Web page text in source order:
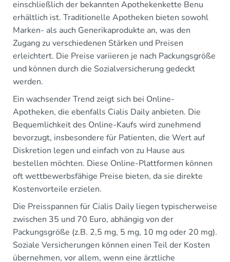
einschließlich der bekannten Apothekenkette Benu
erhältlich ist. Traditionelle Apotheken bieten sowohl
Marken- als auch Generikaprodukte an, was den
Zugang zu verschiedenen Stärken und Preisen
erleichtert. Die Preise variieren je nach Packungsgröße
und können durch die Sozialversicherung gedeckt
werden.
Ein wachsender Trend zeigt sich bei Online-
Apotheken, die ebenfalls Cialis Daily anbieten. Die
Bequemlichkeit des Online-Kaufs wird zunehmend
bevorzugt, insbesondere für Patienten, die Wert auf
Diskretion legen und einfach von zu Hause aus
bestellen möchten. Diese Online-Plattformen können
oft wettbewerbsfähige Preise bieten, da sie direkte
Kostenvorteile erzielen.
Die Preisspannen für Cialis Daily liegen typischerweise
zwischen 35 und 70 Euro, abhängig von der
Packungsgröße (z.B. 2,5 mg, 5 mg, 10 mg oder 20 mg).
Soziale Versicherungen können einen Teil der Kosten
übernehmen, vor allem, wenn eine ärztliche